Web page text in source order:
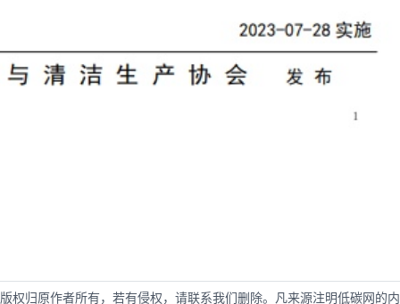
权归原作者所有，若有侵权，请联系我们删除。凡来源注明低碳网的内